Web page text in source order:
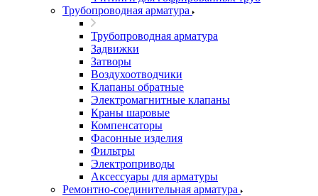
Трубопроводная арматура
Трубопроводная арматура
Задвижки
Затворы
Воздухоотводчики
Клапаны обратные
Электромагнитные клапаны
Краны шаровые
Компенсаторы
Фасонные изделия
Фильтры
Электроприводы
Аксессуары для арматуры
Ремонтно-соединительная арматура